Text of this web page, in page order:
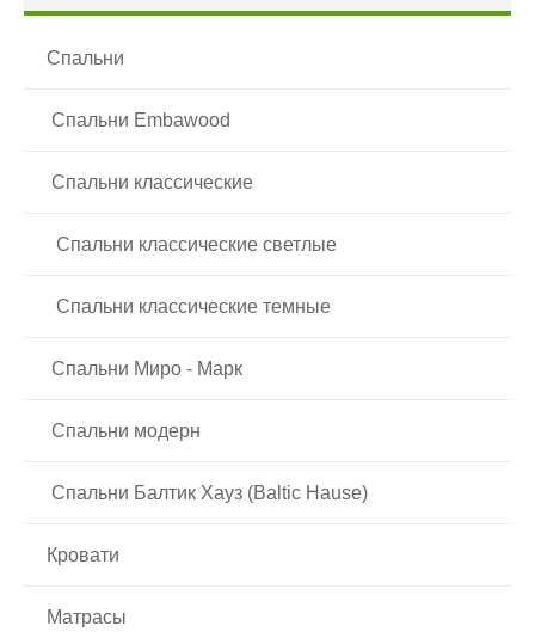
Спальни
Спальни Embawood
Спальни классические
Спальни классические светлые
Спальни классические темные
Спальни Миро - Марк
Спальни модерн
Спальни Балтик Хауз (Baltic Hause)
Кровати
Матрасы